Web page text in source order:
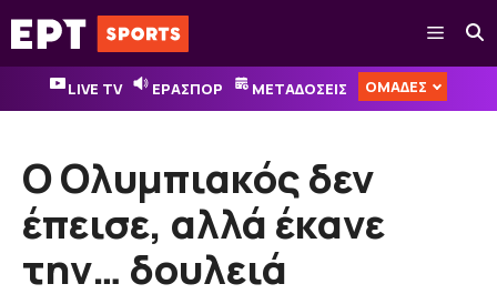
Μετάβαση
σε
περιεχόμενο
Μενού
LIVE TV ΕΡΑΣΠΟΡ ΜΕΤΑΔΟΣΕΙΣ ΟΜΑΔΕΣ
Ο Ολυμπιακός δεν
έπεισε, αλλά έκανε
την… δουλειά